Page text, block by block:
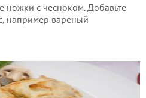
с чесноком. Добавьте
например вареный